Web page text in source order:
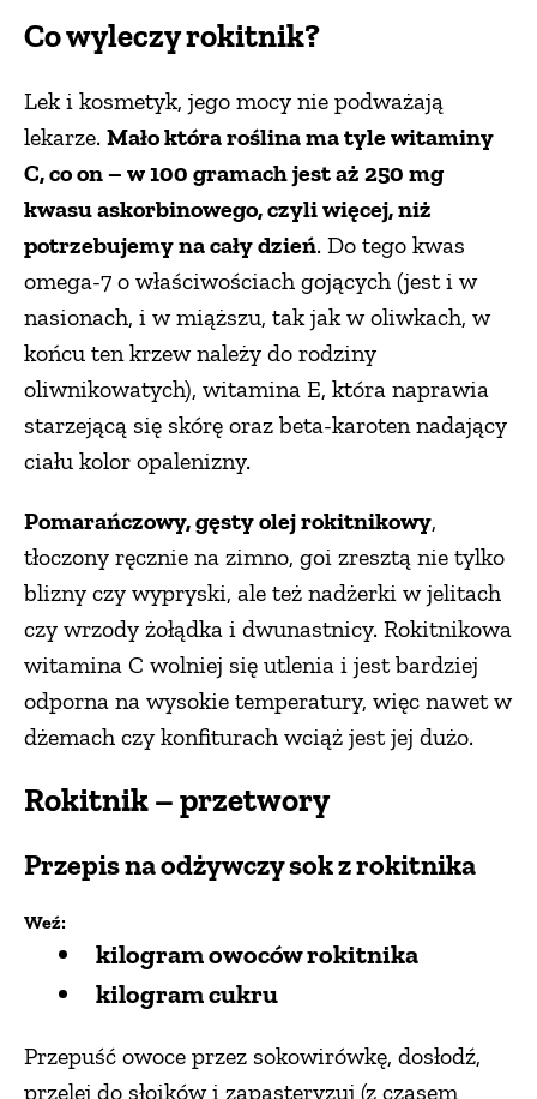
Co wyleczy rokitnik?
Lek i kosmetyk, jego mocy nie podważają
lekarze. Mało która roślina ma tyle witaminy
C, co on – w 100 gramach jest aż 250 mg
kwasu askorbinowego, czyli więcej, niż
potrzebujemy na cały dzień. Do tego kwas
omega-7 o właściwościach gojących (jest i w
nasionach, i w miąższu, tak jak w oliwkach, w
końcu ten krzew należy do rodziny
oliwnikowatych), witamina E, która naprawia
starzejącą się skórę oraz beta-karoten nadający
ciału kolor opalenizny.
Pomarańczowy, gęsty olej rokitnikowy,
tłoczony ręcznie na zimno, goi zresztą nie tylko
blizny czy wypryski, ale też nadżerki w jelitach
czy wrzody żołądka i dwunastnicy. Rokitnikowa
witamina C wolniej się utlenia i jest bardziej
odporna na wysokie temperatury, więc nawet w
dżemach czy konfiturach wciąż jest jej dużo.
Rokitnik – przetwory
Przepis na odżywczy sok z rokitnika
Weź:
kilogram owoców rokitnika
kilogram cukru
Przepuść owoce przez sokowirówkę, dosłodź,
przelej do słoików i zapasteryzuj (z czasem